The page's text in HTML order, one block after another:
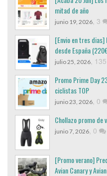
mitad de año
junio 19, 2026, 3
[Envio en tres dias]
desde España
julio 25, 2026, 135
Promo Prime Day
ciclistas TOP
junio 23, 2026, 0
Chollazo promo de
junio 7, 2026, 0
[Promo verano]
Avian Canary y